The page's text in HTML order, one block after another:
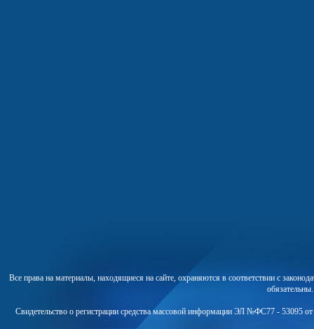
Все права на материалы, находящиеся на сайте, охраняются в соответствии с
Свидетельство о регистрации средства массовой информации ЭЛ №ФС77 - 53095